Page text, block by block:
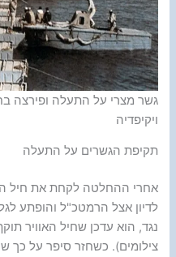
גשר מצרי על התעלה ופירצה
ויקיפדיה
תקיפת הגשרים על התעלה
אחרי ההחלטה לקחת את חיל
לדיון אצל הרמטכ"ל והופתע
נגד, הוא עדכן שחיל האוויר
צילומים). כשחזר סיפר על כך